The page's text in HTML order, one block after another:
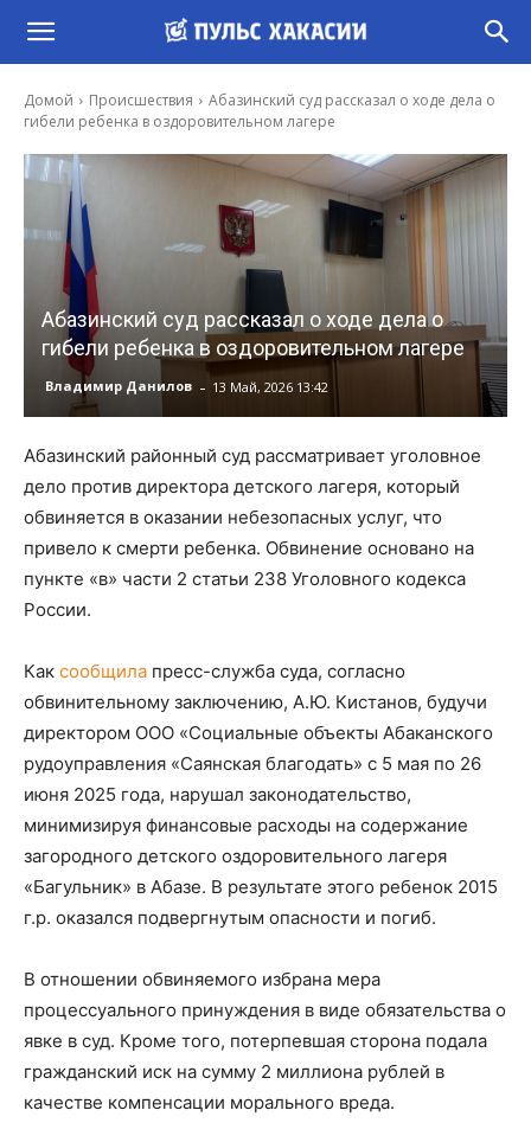
Домой Происшествия
Абазинский суд рассказал о ходе дела о
гибели ребенка в оздоровительном лагере
Абазинский суд рассказал о ходе дела о
гибели ребенка в оздоровительном лагере
Владимир Данилов - 13 Май, 2026 13:42
Абазинский районный суд рассматривает уголовное
дело против директора детского лагеря, который
обвиняется в оказании небезопасных услуг, что
привело к смерти ребенка. Обвинение основано на
пункте «в» части 2 статьи 238 Уголовного кодекса
России.
Как сообщила пресс-служба суда, согласно
обвинительному заключению, А.Ю. Кистанов, будучи
директором ООО «Социальные объекты Абаканского
рудоуправления «Саянская благодать» с 5 мая по 26
июня 2025 года, нарушал законодательство,
минимизируя финансовые расходы на содержание
загородного детского оздоровительного лагеря
«Багульник» в Абазе. В результате этого ребенок 2015
г.р. оказался подвергнутым опасности и погиб.
В отношении обвиняемого избрана мера
процессуального принуждения в виде обязательства о
явке в суд. Кроме того, потерпевшая сторона подала
гражданский иск на сумму 2 миллиона рублей в
качестве компенсации морального вреда.